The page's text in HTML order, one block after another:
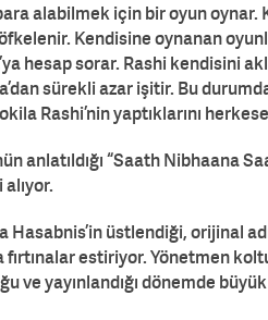
alabilmek için bir oyun oynar.
Kendisine oynanan
hesap sorar. Rashi kendisini
sürekli azar işitir. Bu
Rashi’nin yaptıklarını
anlatıldığı “Saath Nibhaana
Hasabnis’in üstlendiği, orijinal
estiriyor. Yönetmen
ve yayınlandığı dönemde